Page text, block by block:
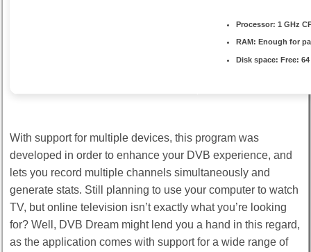
Processor: 1 GHz
RAM: Enough for
Disk space: Free:
With support for multiple devices, this program was
developed in order to enhance your DVB experience, and
lets you record multiple channels simultaneously and
generate stats. Still planning to use your computer to watch
TV, but online television isn’t exactly what you’re looking
for? Well, DVB Dream might lend you a hand in this regard,
as the application comes with support for a wide range of